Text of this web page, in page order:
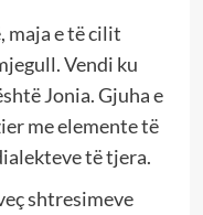
maja e të cilit
Vendi ku
Jonia. Gjuha e
me elemente të
të tjera.
shtresimeve